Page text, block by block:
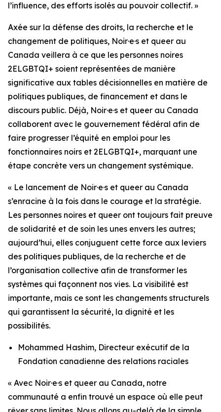
l’influence, des efforts isolés au pouvoir collectif. »
Axée sur la défense des droits, la recherche et le
changement de politiques, Noir·e·s et queer au
Canada veillera à ce que les personnes noires
2ELGBTQI+ soient représentées de manière
significative aux tables décisionnelles en matière de
politiques publiques, de financement et dans le
discours public. Déjà, Noir·e·s et queer au Canada
collaborent avec le gouvernement fédéral afin de
faire progresser l’équité en emploi pour les
fonctionnaires noirs et 2ELGBTQI+, marquant une
étape concrète vers un changement systémique.
« Le lancement de Noir·e·s et queer au Canada
s’enracine à la fois dans le courage et la stratégie.
Les personnes noires et queer ont toujours fait preuve
de solidarité et de soin les unes envers les autres;
aujourd’hui, elles conjuguent cette force aux leviers
des politiques publiques, de la recherche et de
l’organisation collective afin de transformer les
systèmes qui façonnent nos vies. La visibilité est
importante, mais ce sont les changements structurels
qui garantissent la sécurité, la dignité et les
possibilités.
Mohammed Hashim, Directeur exécutif de la
Fondation canadienne des relations raciales
« Avec Noir·e·s et queer au Canada, notre
communauté a enfin trouvé un espace où elle peut